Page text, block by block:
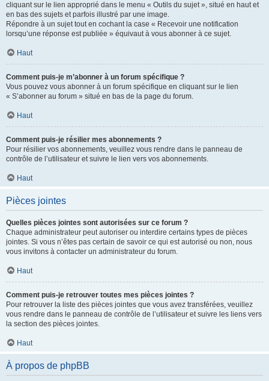
cliquant sur le lien approprié dans le menu « Outils du sujet », situé en haut et
en bas des sujets et parfois illustré par une image.
Répondre à un sujet tout en cochant la case « Recevoir une notification
lorsqu’une réponse est publiée » équivaut à vous abonner à ce sujet.
Haut
Comment puis-je m’abonner à un forum spécifique ?
Vous pouvez vous abonner à un forum spécifique en cliquant sur le lien
« S’abonner au forum » situé en bas de la page du forum.
Haut
Comment puis-je résilier mes abonnements ?
Pour résilier vos abonnements, veuillez vous rendre dans le panneau de
contrôle de l’utilisateur et suivre le lien vers vos abonnements.
Haut
Pièces jointes
Quelles pièces jointes sont autorisées sur ce forum ?
Chaque administrateur peut autoriser ou interdire certains types de pièces
jointes. Si vous n’êtes pas certain de savoir ce qui est autorisé ou non, nous
vous invitons à contacter un administrateur du forum.
Haut
Comment puis-je retrouver toutes mes pièces jointes ?
Pour retrouver la liste des pièces jointes que vous avez transférées, veuillez
vous rendre dans le panneau de contrôle de l’utilisateur et suivre les liens vers
la section des pièces jointes.
Haut
À propos de phpBB